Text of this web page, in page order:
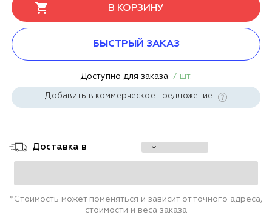
В КОРЗИНУ
БЫСТРЫЙ ЗАКАЗ
Доступно для заказа: 7 шт.
Добавить в коммерческое предложение
Доставка в
*Стоимость может поменяться и зависит от точного адреса,
стоимости и веса заказа